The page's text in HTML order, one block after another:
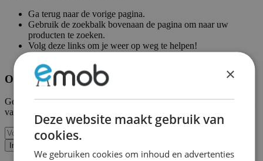
Ga terug naar de vorige pagina.
Gebruik de zoekbalk bovenaan de pagina om naar uw
producten te zoeken.
Volg deze links om je weer op weg te helpen!
Ontvang onze nieuwe collecties en promoties.
Geef ons uw e-mail en u wordt maandelijks op de hoogte gehouden
van de laatste gebeurtenissen.
Inschrijven
×
Deze website maakt gebruik van
cookies.
We gebruiken cookies om inhoud en advertenties